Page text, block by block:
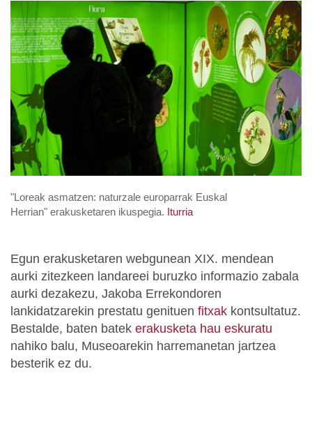
"Loreak asmatzen: naturzale europarrak Euskal
Herrian" erakusketaren ikuspegia. Iturria
Egun erakusketaren webgunean XIX. mendean
aurki zitezkeen landareei buruzko informazio zabala
aurki dezakezu, Jakoba Errekondoren
lankidatzarekin prestatu genituen fitxak kontsultatuz.
Bestalde, baten batek erakusketa hau eskuratu
nahiko balu, Museoarekin harremanetan jartzea
besterik ez du.